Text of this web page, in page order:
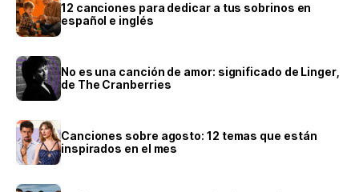
12 canciones para dedicar a tus sobrinos en
español e inglés
No es una canción de amor: significado de Linger,
de The Cranberries
Canciones sobre agosto: 12 temas que están
inspirados en el mes